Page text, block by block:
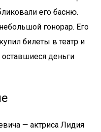
его басню.
гонорар. Его
билеты в театр и
деньги
— актриса Лидия